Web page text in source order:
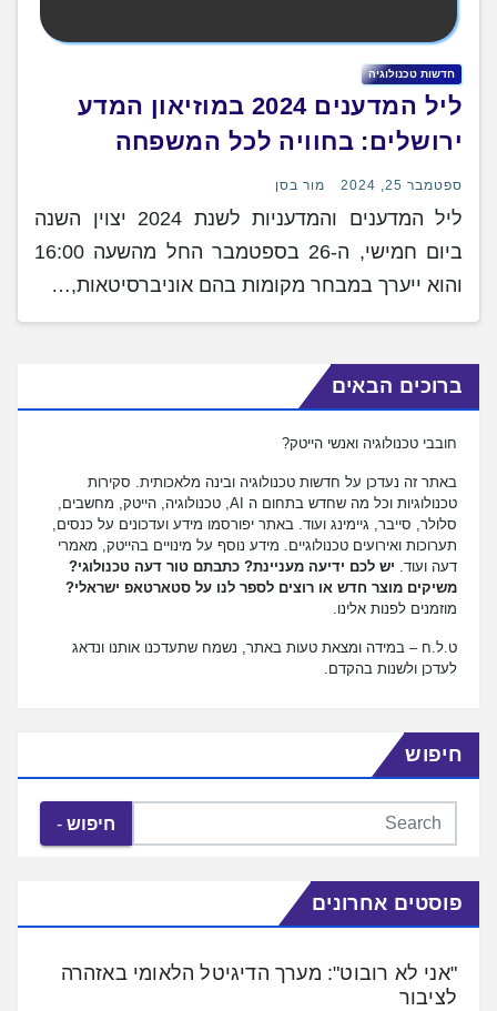
חדשות טכנולוגיה
ליל המדענים 2024 במוזיאון המדע
ירושלים: בחוויה לכל המשפחה
ספטמבר 25, 2024 מור בסן
ליל המדענים והמדעניות לשנת 2024 יצוין השנה
ביום חמישי, ה-26 בספטמבר החל מהשעה 16:00
והוא ייערך במבחר מקומות בהם אוניברסיטאות,…
ברוכים הבאים
חובבי טכנולוגיה ואנשי הייטק?
באתר זה נעדכן על חדשות טכנולוגיה ובינה מלאכותית. סקירות
טכנולוגיות וכל מה שחדש בתחום ה AI, טכנולוגיה, הייטק, מחשבים,
סלולר, סייבר, גיימינג ועוד. באתר יפורסמו מידע ועדכונים על כנסים,
תערוכות ואירועים טכנולוגיים. מידע נוסף על מינויים בהייטק, מאמרי
דעה ועוד. יש לכם ידיעה מעניינת? כתבתם טור דעה טכנולוגי?
משיקים מוצר חדש או רוצים לספר לנו על סטארטאפ ישראלי?
מוזמנים לפנות אלינו.
ט.ל.ח – במידה ומצאת טעות באתר, נשמח שתעדכנו אותנו ונדאג
לעדכן ולשנות בהקדם.
חיפוש
חיפוש
פוסטים אחרונים
"אני לא רובוט": מערך הדיגיטל הלאומי באזהרה
לציבור